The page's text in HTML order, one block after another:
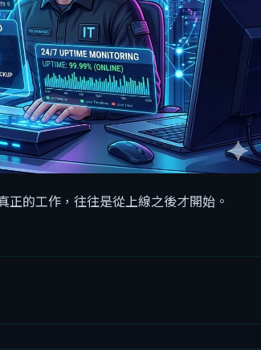
的工作，往往是從上線之後才開始。